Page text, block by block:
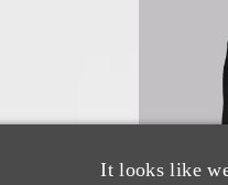
It looks like